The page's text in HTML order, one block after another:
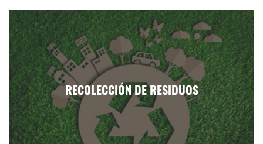
RECOLECCIÓN DE RESIDUOS